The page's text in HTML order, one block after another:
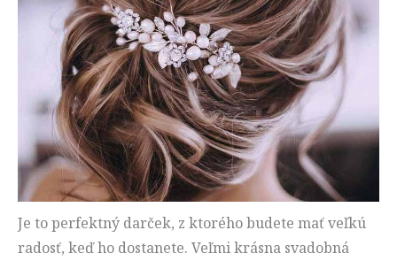
Je to perfektný darček, z ktorého budete mať veľkú
radosť, keď ho dostanete. Veľmi krásna svadobná